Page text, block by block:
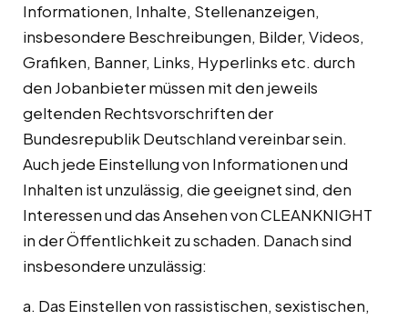
Informationen, Inhalte, Stellenanzeigen,
insbesondere Beschreibungen, Bilder, Videos,
Grafiken, Banner, Links, Hyperlinks etc. durch
den Jobanbieter müssen mit den jeweils
geltenden Rechtsvorschriften der
Bundesrepublik Deutschland vereinbar sein.
Auch jede Einstellung von Informationen und
Inhalten ist unzulässig, die geeignet sind, den
Interessen und das Ansehen von CLEANKNIGHT
in der Öffentlichkeit zu schaden. Danach sind
insbesondere unzulässig:
a. Das Einstellen von rassistischen, sexistischen,